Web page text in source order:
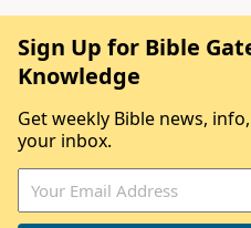
Sign Up for Bible
Knowledge
Get weekly Bible news,
your inbox.